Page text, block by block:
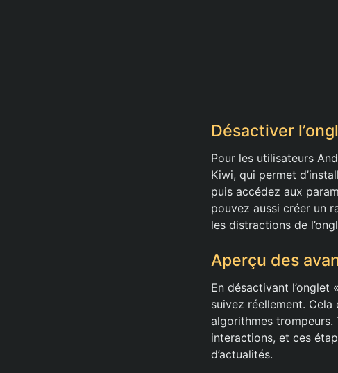
Désactiver
Pour les utilisateurs
Kiwi, qui permet
puis accédez aux
pouvez aussi créer un
les distractions de
Aperçu des
En désactivant
suivez réellement.
algorithmes trompeurs.
interactions, et ces
d’actualités.